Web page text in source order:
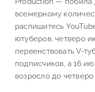
всемерному
распишитесь
ютуберов. четверо
первенствовать V-
подписчиков, а 16
возросло до